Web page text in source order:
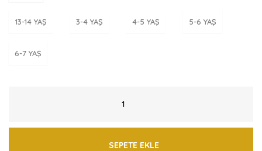
13-14 YAŞ 3-4 YAŞ 4-5 YAŞ 5-6 YAŞ
6-7 YAŞ
SEPETE EKLE